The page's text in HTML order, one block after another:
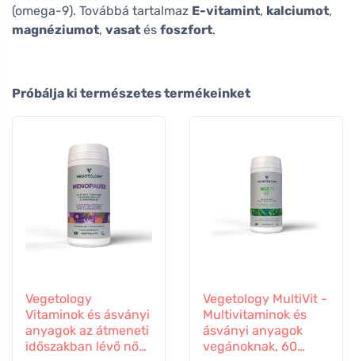
(omega-9). Továbbá tartalmaz E-vitamint, kalciumot,
magnéziumot, vasat és foszfort.
Próbálja ki természetes termékeinket
Vegetology
Vitaminok és ásványi
anyagok az átmeneti
időszakban lévő nők
Vegetology MultiVit -
Multivitaminok és
ásványi anyagok
vegánoknak, 60